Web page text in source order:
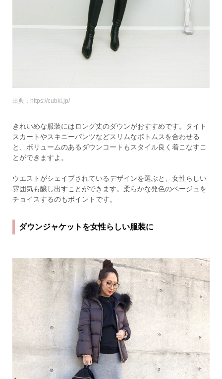
出典：https://cubki.jp/
きれいめな服装にはロング丈のダウンがおすすめです。タイト
スカートやスキニーパンツなどスリムなボトムスを合わせる
と、ボリュームのあるダウンコートもスタイル良く着こなすこ
とができますよ。
ウエストがシェイプされているデザインを選ぶと、女性らしい
雰囲気も醸し出すことができます。柔らかな発色のベージュを
チョイスするのもポイントです。
ダウンジャケットを女性らしい服装に